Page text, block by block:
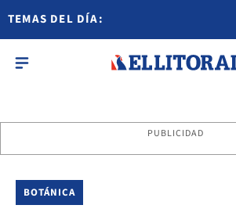
TEMAS DEL DÍA:
PUBLICIDAD
BOTÁNICA